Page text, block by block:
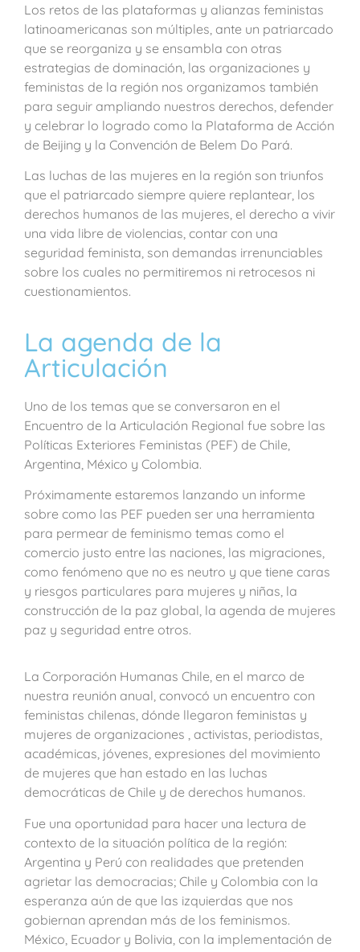
Los retos de las plataformas y alianzas feministas
latinoamericanas son múltiples, ante un patriarcado
que se reorganiza y se ensambla con otras
estrategias de dominación, las organizaciones y
feministas de la región nos organizamos también
para seguir ampliando nuestros derechos, defender
y celebrar lo logrado como la Plataforma de Acción
de Beijing y la Convención de Belem Do Pará.
Las luchas de las mujeres en la región son triunfos
que el patriarcado siempre quiere replantear, los
derechos humanos de las mujeres, el derecho a vivir
una vida libre de violencias, contar con una
seguridad feminista, son demandas irrenunciables
sobre los cuales no permitiremos ni retrocesos ni
cuestionamientos.
La agenda de la
Articulación
Uno de los temas que se conversaron en el
Encuentro de la Articulación Regional fue sobre las
Políticas Exteriores Feministas (PEF) de Chile,
Argentina, México y Colombia.
Próximamente estaremos lanzando un informe
sobre como las PEF pueden ser una herramienta
para permear de feminismo temas como el
comercio justo entre las naciones, las migraciones,
como fenómeno que no es neutro y que tiene caras
y riesgos particulares para mujeres y niñas, la
construcción de la paz global, la agenda de mujeres
paz y seguridad entre otros.
La Corporación Humanas Chile, en el marco de
nuestra reunión anual, convocó un encuentro con
feministas chilenas, dónde llegaron feministas y
mujeres de organizaciones , activistas, periodistas,
académicas, jóvenes, expresiones del movimiento
de mujeres que han estado en las luchas
democráticas de Chile y de derechos humanos.
Fue una oportunidad para hacer una lectura de
contexto de la situación política de la región:
Argentina y Perú con realidades que pretenden
agrietar las democracias; Chile y Colombia con la
esperanza aún de que las izquierdas que nos
gobiernan aprendan más de los feminismos.
México, Ecuador y Bolivia, con la implementación de